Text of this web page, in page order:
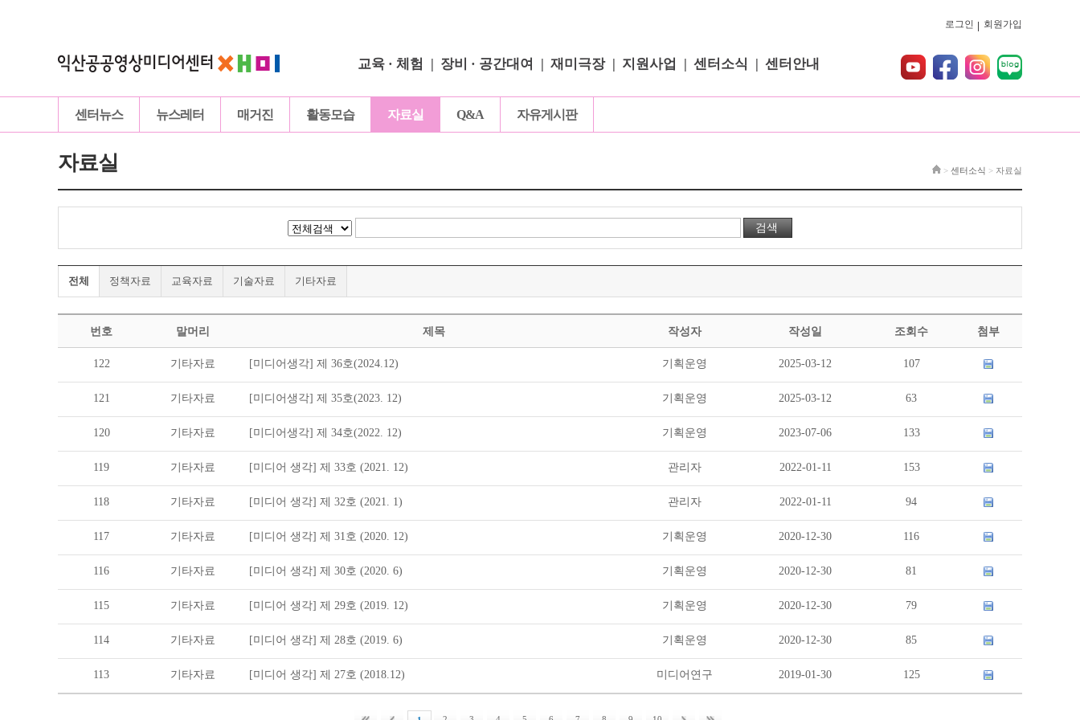
로그인 회원가입
교육 · 체험 장비 · 공간대여 재미극장 지원사업 센터소식 센터안내
센터뉴스 뉴스레터 매거진 활동모습 자료실 Q&A 자유게시판
자료실 > 센터소식 > 자료실
전체 정책자료 교육자료 기술자료 기타자료
번호 말머리 제목 작성자 작성일 조회수 첨부
122 기타자료 [미디어생각] 제 36호(2024.12) 기획운영 2025-03-12 107
121 기타자료 [미디어생각] 제 35호(2023. 12) 기획운영 2025-03-12 63
120 기타자료 [미디어생각] 제 34호(2022. 12) 기획운영 2023-07-06 133
119 기타자료 [미디어 생각] 제 33호 (2021. 12) 관리자 2022-01-11 153
118 기타자료 [미디어 생각] 제 32호 (2021. 1) 관리자 2022-01-11 94
117 기타자료 [미디어 생각] 제 31호 (2020. 12) 기획운영 2020-12-30 116
116 기타자료 [미디어 생각] 제 30호 (2020. 6) 기획운영 2020-12-30 81
115 기타자료 [미디어 생각] 제 29호 (2019. 12) 기획운영 2020-12-30 79
114 기타자료 [미디어 생각] 제 28호 (2019. 6) 기획운영 2020-12-30 85
113 기타자료 [미디어 생각] 제 27호 (2018.12) 미디어연구 2019-01-30 125